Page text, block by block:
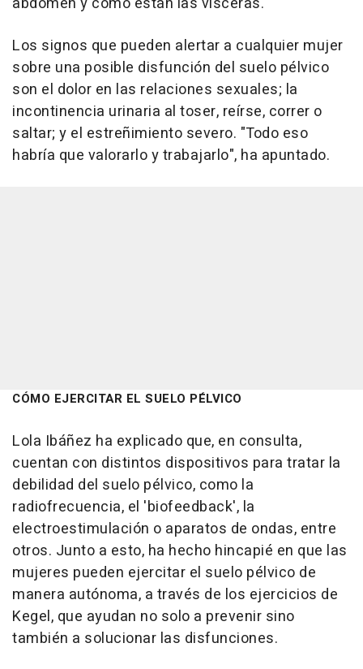
Los signos que pueden alertar a cualquier mujer
sobre una posible disfunción del suelo pélvico
son el dolor en las relaciones sexuales; la
incontinencia urinaria al toser, reírse, correr o
saltar; y el estreñimiento severo. "Todo eso
habría que valorarlo y trabajarlo", ha apuntado.
CÓMO EJERCITAR EL SUELO PÉLVICO
Lola Ibáñez ha explicado que, en consulta,
cuentan con distintos dispositivos para tratar la
debilidad del suelo pélvico, como la
radiofrecuencia, el 'biofeedback', la
electroestimulación o aparatos de ondas, entre
otros. Junto a esto, ha hecho hincapié en que las
mujeres pueden ejercitar el suelo pélvico de
manera autónoma, a través de los ejercicios de
Kegel, que ayudan no solo a prevenir sino
también a solucionar las disfunciones.